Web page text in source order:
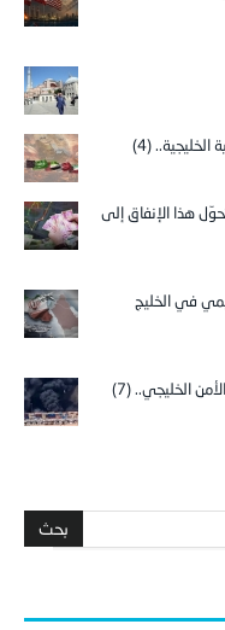
(4)
تحوّل هذا الإنفاق إلى
في الخليج
الخليجي.. (7)